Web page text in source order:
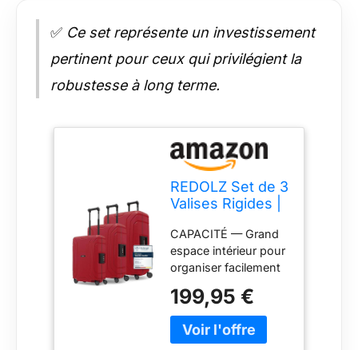
✅ Ce set représente un investissement
pertinent pour ceux qui privilégient la
robustesse à long terme.
REDOLZ Set de 3
Valises Rigides |
Éclair | Lot de
Bagages en
Polypropylène |
Fermeture 3
Points | 4 Roues
Doubles &
Serrure TSA |
CAPACITÉ — Grand
espace intérieur pour
organiser facilement
accessoires lors de
vos déplacements.
DURABILITÉ —
199,95 €